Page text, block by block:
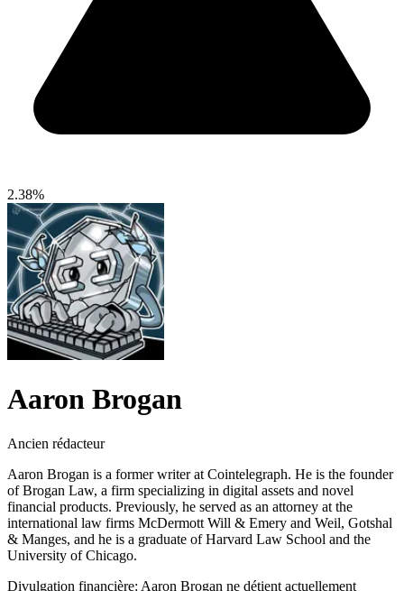
2.38%
Aaron Brogan
Ancien rédacteur
Aaron Brogan is a former writer at Cointelegraph. He is the founder
of Brogan Law, a firm specializing in digital assets and novel
financial products. Previously, he served as an attorney at the
international law firms McDermott Will & Emery and Weil, Gotshal
& Manges, and he is a graduate of Harvard Law School and the
University of Chicago.
Divulgation financière: Aaron Brogan ne détient actuellement